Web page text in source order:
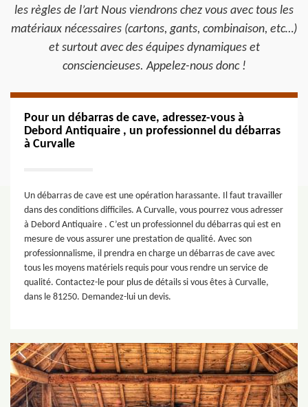
les règles de l’art Nous viendrons chez vous avec tous les
matériaux nécessaires (cartons, gants, combinaison, etc…)
et surtout avec des équipes dynamiques et
consciencieuses. Appelez-nous donc !
Pour un débarras de cave, adressez-vous à
Debord Antiquaire , un professionnel du débarras
à Curvalle
Un débarras de cave est une opération harassante. Il faut travailler
dans des conditions difficiles. A Curvalle, vous pourrez vous adresser
à Debord Antiquaire . C’est un professionnel du débarras qui est en
mesure de vous assurer une prestation de qualité. Avec son
professionnalisme, il prendra en charge un débarras de cave avec
tous les moyens matériels requis pour vous rendre un service de
qualité. Contactez-le pour plus de détails si vous êtes à Curvalle,
dans le 81250. Demandez-lui un devis.